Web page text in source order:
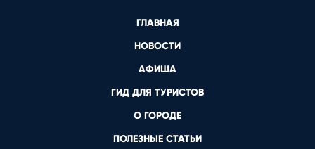
ГЛАВНАЯ
НОВОСТИ
АФИША
ГИД ДЛЯ ТУРИСТОВ
О ГОРОДЕ
ПОЛЕЗНЫЕ СТАТЬИ